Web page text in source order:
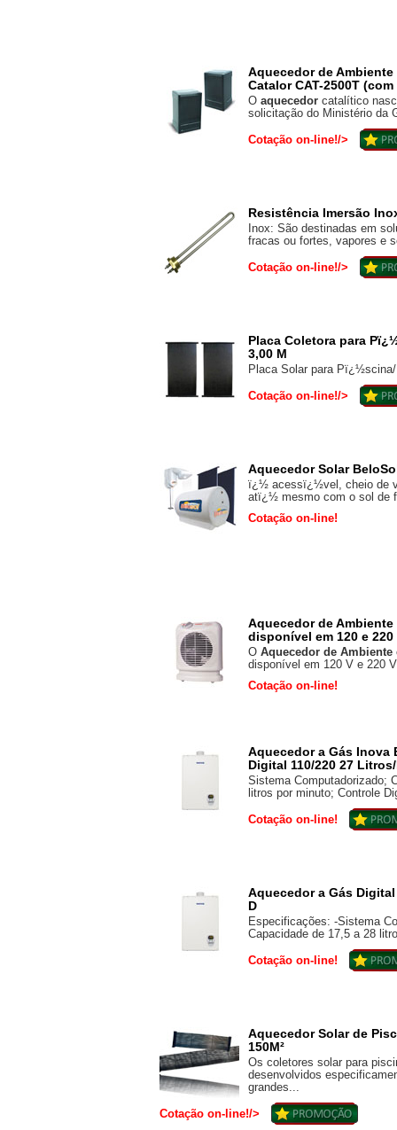
Aquecedor de Ambiente
Catalor CAT-2500T
O aquecedorcatalítico
solicitação do Ministério da
Cotação on-line!/>
Resistência Imersão
Inox: São destinadas em
fracas ou fortes, vapores e
Cotação on-line!/>
Placa Coletora para
3,00 M
Placa Solar para
Cotação on-line!/>
Aquecedor Solar
ï¿½ acessï¿½vel, cheio de
atï¿½ mesmo com o sol de
Cotação on-line!
Aquecedor de
disponível em 120 e 220
O Aquecedor de
disponível em 120 V e 220
Cotação on-line!
Aquecedor a Gás Inova
Digital 110/220 27
Sistema Computadorizado;
litros por minuto; Controle
Cotação on-line!
Aquecedor a Gás
D
Especificações: -Sistema
Capacidade de 17,5 a 28
Cotação on-line!
Aquecedor Solar de
150M²
Os coletores solar para
desenvolvidos
grandes...
Cotação on-line!/>